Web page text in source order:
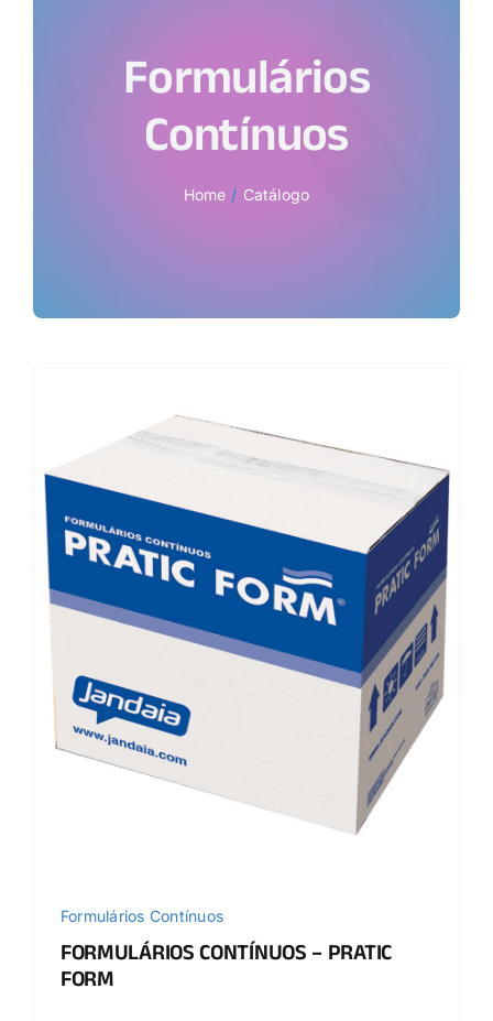
Formulários
Contínuos
Home Catálogo
Formulários Contínuos
FORMULÁRIOS CONTÍNUOS – PRATIC
FORM